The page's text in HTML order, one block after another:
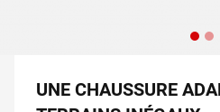
UNE CHAUSSURE